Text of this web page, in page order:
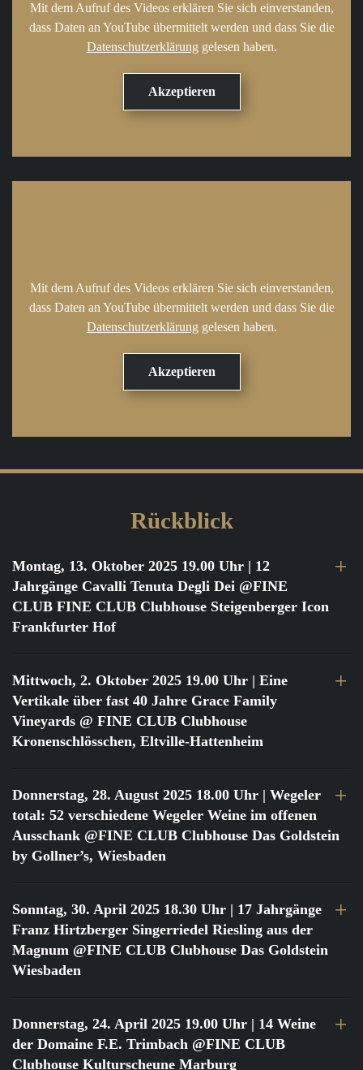
Mit dem Aufruf des Videos erklären Sie sich einverstanden,
dass Daten an YouTube übermittelt werden und dass Sie die
Datenschutzerklärung gelesen haben.
Mit dem Aufruf des Videos erklären Sie sich einverstanden,
dass Daten an YouTube übermittelt werden und dass Sie die
Datenschutzerklärung gelesen haben.
Rückblick
Montag, 13. Oktober 2025 19.00 Uhr | 12
Jahrgänge Cavalli Tenuta Degli Dei @FINE
CLUB FINE CLUB Clubhouse Steigenberger Icon
Frankfurter Hof
Mittwoch, 2. Oktober 2025 19.00 Uhr | Eine
Vertikale über fast 40 Jahre Grace Family
Vineyards @ FINE CLUB Clubhouse
Kronenschlösschen, Eltville-Hattenheim
Donnerstag, 28. August 2025 18.00 Uhr | Wegeler
total: 52 verschiedene Wegeler Weine im offenen
Ausschank @FINE CLUB Clubhouse Das Goldstein
by Gollner’s, Wiesbaden
Sonntag, 30. April 2025 18.30 Uhr | 17 Jahrgänge
Franz Hirtzberger Singerriedel Riesling aus der
Magnum @FINE CLUB Clubhouse Das Goldstein
Wiesbaden
Donnerstag, 24. April 2025 19.00 Uhr | 14 Weine
der Domaine F.E. Trimbach @FINE CLUB
Clubhouse Kulturscheune Marburg